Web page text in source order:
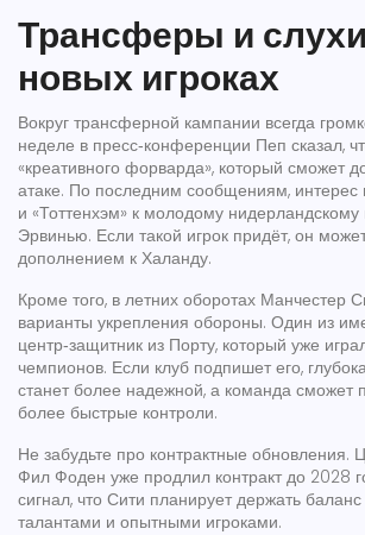
Трансферы и
новых игроках
Вокруг трансферной кампании всегда
неделе в пресс‑конференции Пеп сказал,
«креативного форварда», который сможет
атаке. По последним сообщениям, интерес
и «Тоттенхэм» к молодому
Эрвинью. Если такой игрок придёт, он
дополнением к Халанду.
Кроме того, в летних оборотах Манчестер
варианты укрепления обороны. Один из
центр‑защитник из Порту, который уже
чемпионов. Если клуб подпишет его,
станет более надежной, а команда сможет
более быстрые контроли.
Не забудьте про контрактные обновления.
Фил Фоден уже продлил контракт до 2028
сигнал, что Сити планирует держать
талантами и опытными игроками.